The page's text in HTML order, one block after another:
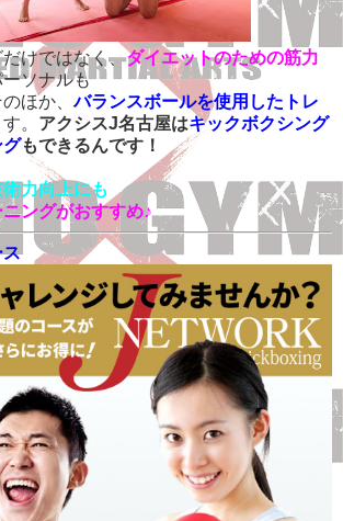
けではなく、ダイエットのための筋力
ソナルも
ほか、バランスボールを使用したトレ
。 アクシスJ名古屋はキックボクシング
グもできるんです！
力向上にも
ングがおすすめ♪
ス